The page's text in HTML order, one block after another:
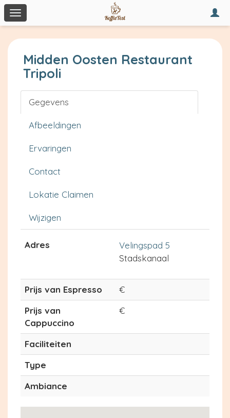
Toggle
navigation
Midden Oosten Restaurant
Tripoli
Gegevens
Afbeeldingen
Ervaringen
Contact
Lokatie Claimen
Wijzigen
Adres
Velingspad 5
Stadskanaal
Prijs van Espresso
€
Prijs van
Cappuccino
€
Faciliteiten
Type
Ambiance